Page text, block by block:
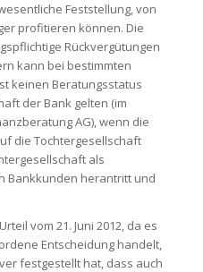
Feststellung, von
profitieren können. Die
Rückvergütungen
kann bei bestimmten
keinen Beratungsstatus
der Bank gelten (im
AG), wenn die
die Tochtergesellschaft
als
Bankkunden herantritt und
vom 21. Juni 2012, da es
Entscheidung handelt,
festgestellt hat, dass auch